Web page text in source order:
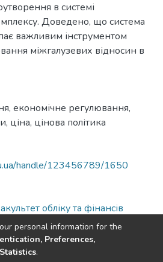
в системі
Доведено, що система
важливим інструментом
міжгалузевих відносин в
економічне регулювання,
ціна, цінова політика
handle/123456789/1650
обліку та фінансів
personal information for the
Preferences,
.